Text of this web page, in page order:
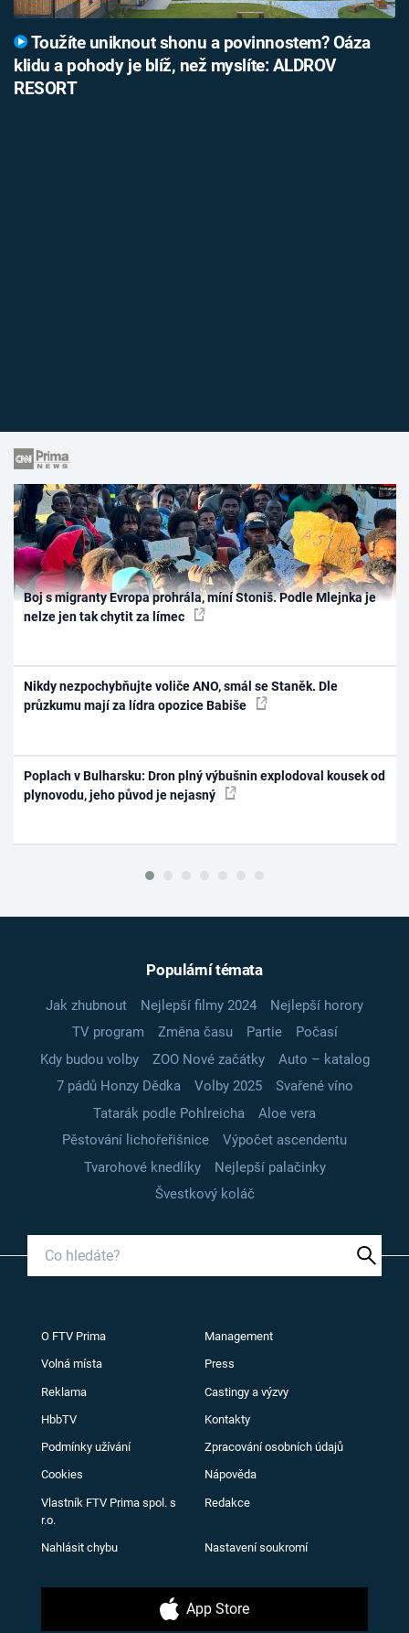
Toužíte uniknout shonu a povinnostem? Oáza
klidu a pohody je blíž, než myslíte: ALDROV
RESORT
Boj s migranty Evropa prohrála, míní Stoniš. Podle Mlejnka je
nelze jen tak chytit za límec
Nikdy nezpochybňujte voliče ANO, smál se Staněk. Dle
průzkumu mají za lídra opozice Babiše
Poplach v Bulharsku: Dron plný výbušnin explodoval kousek od
plynovodu, jeho původ je nejasný
Populární témata
Jak zhubnout Nejlepší filmy 2024
Nejlepší horory
TV program
Změna času Partie
Počasí
Kdy budou volby
ZOO Nové začátky
Auto – katalog
7 pádů Honzy Dědka
Volby 2025
Svařené víno
Tatarák podle Pohlreicha
Aloe vera
Pěstování lichořeřišnice
Výpočet ascendentu
Tvarohové knedlíky
Nejlepší palačinky
Švestkový koláč
O FTV Prima Management
Volná místa Press
Reklama Castingy a výzvy
HbbTV Kontakty
Podmínky užívání Zpracování osobních údajů
Cookies Nápověda
Vlastník FTV Prima spol. s
r.o.
Redakce
Nahlásit chybu Nastavení soukromí
App Store